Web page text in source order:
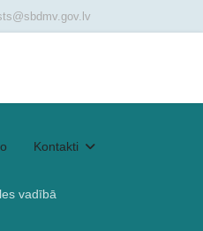
Kontakti
vadībā